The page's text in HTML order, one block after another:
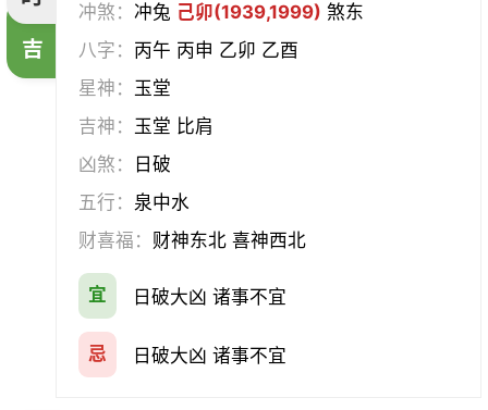
吉
冲煞：冲兔 己卯(1939,1999) 煞东
八字： 丙午 丙申 乙卯 乙酉
星神： 玉堂
吉神： 玉堂 比肩
凶煞：
日破
五行： 泉中水
财喜福： 财神东北 喜神西北
宜 日破大凶 诸事不宜
忌 日破大凶 诸事不宜